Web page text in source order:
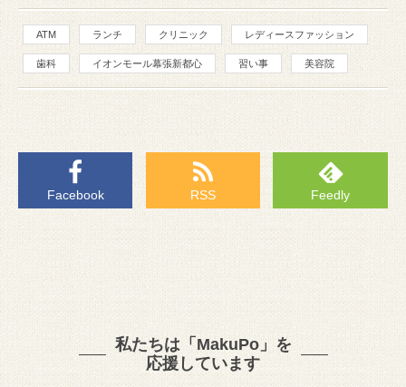
ATM ランチ クリニック レディースファッション
歯科 イオンモール幕張新都心 習い事 美容院
Facebook RSS Feedly
私たちは「MakuPo」を
応援しています